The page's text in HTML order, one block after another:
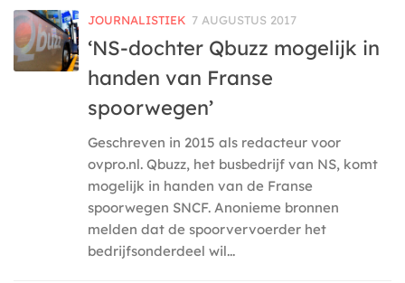
JOURNALISTIEK 7 AUGUSTUS 2017
‘NS-dochter Qbuzz mogelijk in
handen van Franse
spoorwegen’
Geschreven in 2015 als redacteur voor
ovpro.nl. Qbuzz, het busbedrijf van NS, komt
mogelijk in handen van de Franse
spoorwegen SNCF. Anonieme bronnen
melden dat de spoorvervoerder het
bedrijfsonderdeel wil...